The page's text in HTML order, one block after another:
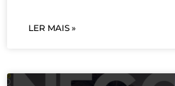
LER MAIS »